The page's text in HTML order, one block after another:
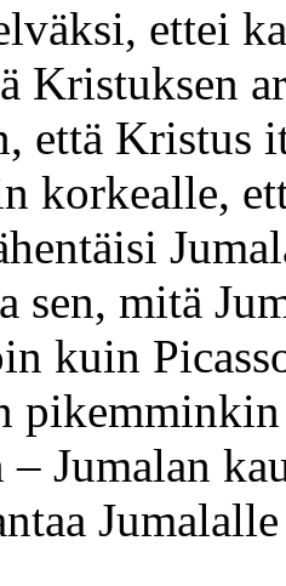
ettei
Kristuksen
että Kristus
korkealle,
sen, mitä
kuin
Jumalan